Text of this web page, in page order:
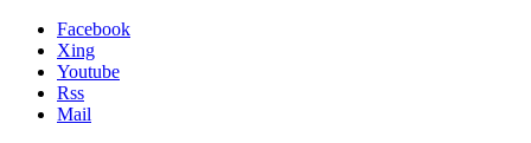
Facebook
Xing
Youtube
Rss
Mail